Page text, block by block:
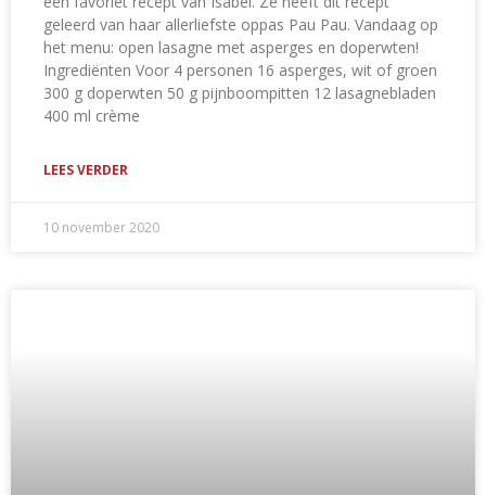
geleerd van haar allerliefste oppas Pau Pau. Vandaag op
het menu: open lasagne met asperges en doperwten!
Ingrediënten Voor 4 personen 16 asperges, wit of groen
300 g doperwten 50 g pijnboompitten 12 lasagnebladen
400 ml crème
LEES VERDER
10 november 2020